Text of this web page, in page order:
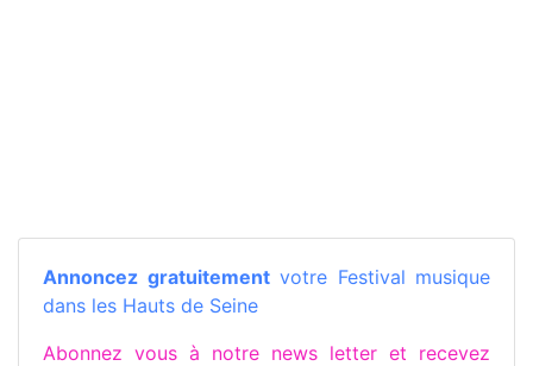
Annoncez gratuitementvotre Festival musique
dans les Hauts de Seine
Abonnez vous à notre news letter et recevez